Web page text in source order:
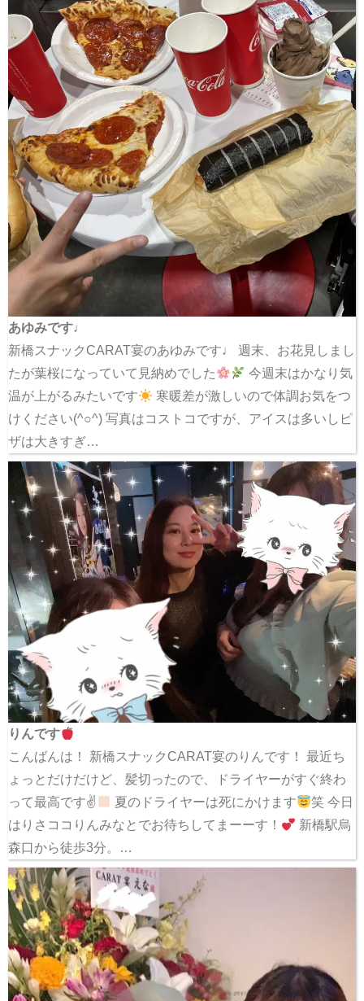
あゆみです♩
新橋スナックCARAT宴のあゆみです♩ 週末、お花見しまし
たが葉桜になっていて見納めでした
今週末はかなり気
温が上がるみたいです
寒暖差が激しいので体調お気をつ
けください(^○^) 写真はコストコですが、アイスは多いしピ
ザは大きすぎ…
りんです
こんばんは！ 新橋スナックCARAT宴のりんです！ 最近ち
ょっとだけだけど、髪切ったので、ドライヤーがすぐ終わ
って最高です✌
夏のドライヤーは死にかけます
笑 今日
はりさココりんみなとでお待ちしてまーーす！
新橋駅烏
森口から徒歩3分。…